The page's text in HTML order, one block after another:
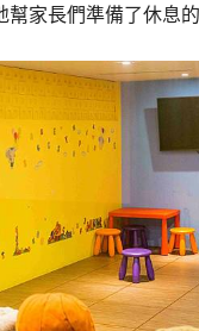
幫家長們準備了休息